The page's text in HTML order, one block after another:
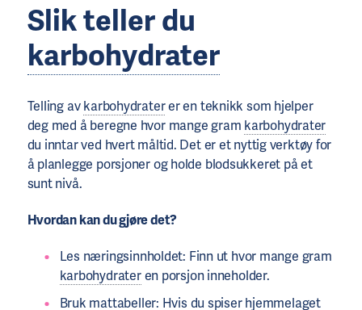
Slik teller du
karbohydrater
Telling avkarbohydraterer en teknikk som hjelper
deg med å beregne hvor mange gram karbohydrater
du inntar ved hvert måltid. Det er et nyttig verktøy for
å planlegge porsjoner og holde blodsukkeret på et
sunt nivå.
Hvordan kan du gjøre det?
Les næringsinnholdet: Finn ut hvor mange gram
karbohydrateren porsjon inneholder.
Bruk mattabeller: Hvis du spiser hjemmelaget